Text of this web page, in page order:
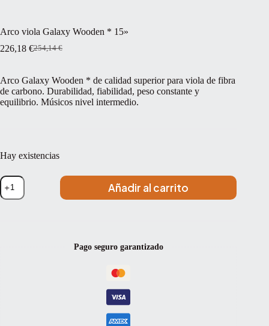
Arco viola Galaxy Wooden * 15»
254,14€
El
original
era:
254,14 €.
226,18 €El
actual
es:
226,18 €.
Arco Galaxy Wooden * de calidad superior para viola de fibra
de carbono. Durabilidad, fiabilidad, peso constante y
equilibrio. Músicos nivel intermedio.
Hay existencias
Arco
viola
Galaxy
Añadir al carrito
Pago seguro garantizado